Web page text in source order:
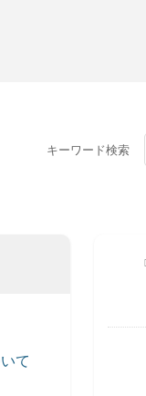
キーワード検索
て